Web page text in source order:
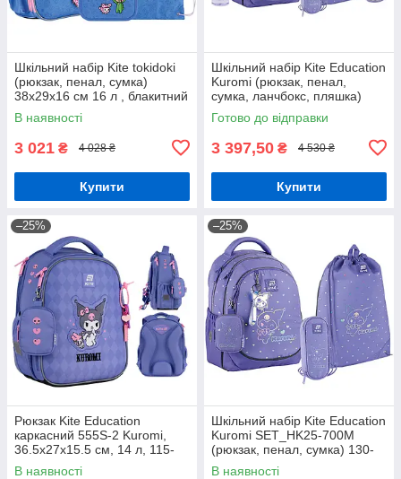
Шкільний набір Kite tokidoki
(рюкзак, пенал, сумка)
38x29x16 см 16 л , блакитний
(SET_TK24-531M)
В наявності
3 021 ₴ 4 028 ₴
Купити
Шкільний набір Kite Education
Kuromi (рюкзак, пенал,
сумка, ланчбокс, пляшка)
130-145 см
Готово до відправки
3 397,50 ₴ 4 530 ₴
Купити
–25%
Рюкзак Kite Education
каркасний 555S-2 Kuromi,
36.5х27х15.5 см, 14 л, 115-
130 см
В наявності
–25%
Шкільний набір Kite Education
Kuromi SET_HK25-700M
(рюкзак, пенал, сумка) 130-
145 см
В наявності